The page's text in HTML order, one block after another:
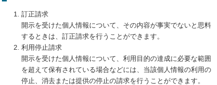
訂正請求
開示を受けた個人情報について、その内容が事実でないと思料
するときは、訂正請求を行うことができます。
利用停止請求
開示を受けた個人情報について、利用目的の達成に必要な範囲
を超えて保有されている場合などには、当該個人情報の利用の
停止、消去または提供の停止の請求を行うことができます。